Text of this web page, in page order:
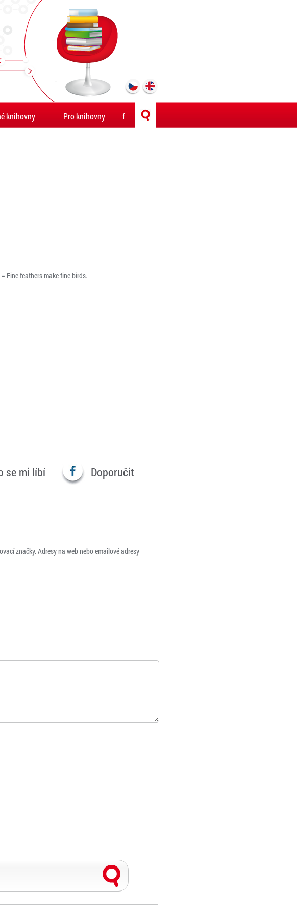
knihovny Pro knihovny f
Fine feathers make fine birds.
se mi líbí Doporučit
značky. Adresy na web nebo emailové adresy